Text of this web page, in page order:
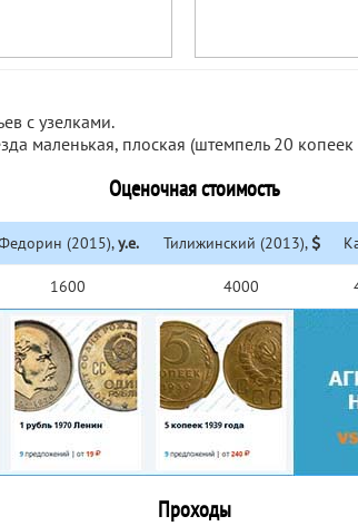
с узелками.
маленькая, плоская (штемпель 20 копеек
Оценочная стоимость
(2015),у.е. Тилижинский (2013),
1600 4000
Проходы